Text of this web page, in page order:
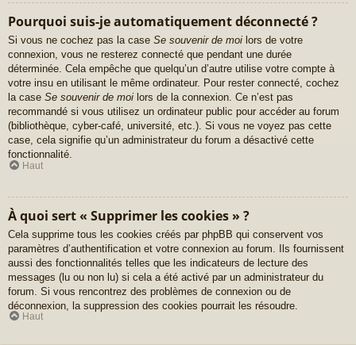
Pourquoi suis-je automatiquement déconnecté ?
Si vous ne cochez pas la case Se souvenir de moi lors de votre
connexion, vous ne resterez connecté que pendant une durée
déterminée. Cela empêche que quelqu’un d’autre utilise votre compte à
votre insu en utilisant le même ordinateur. Pour rester connecté, cochez
la case Se souvenir de moi lors de la connexion. Ce n’est pas
recommandé si vous utilisez un ordinateur public pour accéder au forum
(bibliothèque, cyber-café, université, etc.). Si vous ne voyez pas cette
case, cela signifie qu’un administrateur du forum a désactivé cette
fonctionnalité.
Haut
À quoi sert « Supprimer les cookies » ?
Cela supprime tous les cookies créés par phpBB qui conservent vos
paramètres d’authentification et votre connexion au forum. Ils fournissent
aussi des fonctionnalités telles que les indicateurs de lecture des
messages (lu ou non lu) si cela a été activé par un administrateur du
forum. Si vous rencontrez des problèmes de connexion ou de
déconnexion, la suppression des cookies pourrait les résoudre.
Haut